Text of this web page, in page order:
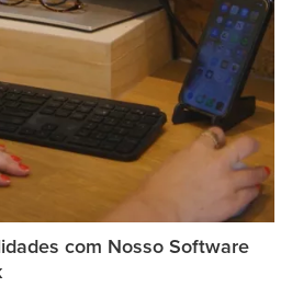
com Nosso Software